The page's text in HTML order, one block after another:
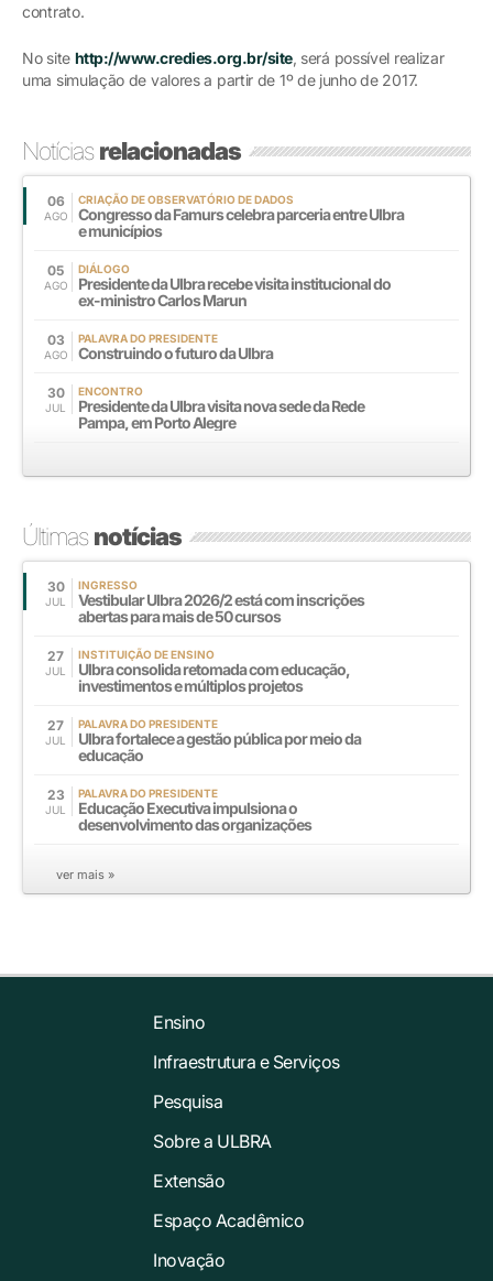
contrato.
No site http://www.credies.org.br/site, será possível realizar
uma simulação de valores a partir de 1º de junho de 2017.
Notíciasrelacionadas
06
AGO
CRIAÇÃO DE OBSERVATÓRIO DE DADOS
Congresso da Famurs celebra parceria entre Ulbra
e municípios
05
AGO
DIÁLOGO
Presidente da Ulbra recebe visita institucional do
ex-ministro Carlos Marun
03
AGO
PALAVRA DO PRESIDENTE
Construindo o futuro da Ulbra
30
JUL
ENCONTRO
Presidente da Ulbra visita nova sede da Rede
Pampa, em Porto Alegre
Últimasnotícias
30
JUL
INGRESSO
Vestibular Ulbra 2026/2 está com inscrições
abertas para mais de 50 cursos
27
JUL
INSTITUIÇÃO DE ENSINO
Ulbra consolida retomada com educação,
investimentos e múltiplos projetos
27
JUL
PALAVRA DO PRESIDENTE
Ulbra fortalece a gestão pública por meio da
educação
23
JUL
PALAVRA DO PRESIDENTE
Educação Executiva impulsiona o
desenvolvimento das organizações
ver mais »
Ensino
Infraestrutura e Serviços
Pesquisa
Sobre a ULBRA
Extensão
Espaço Acadêmico
Inovação